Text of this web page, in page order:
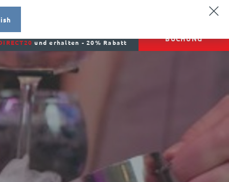
MENU
und erhalten - 20% Rabatt BUCHUNG